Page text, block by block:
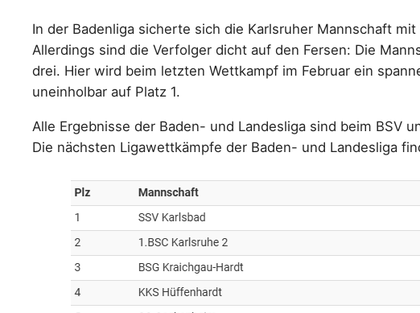
In der Badenliga sicherte sich die Karlsruher Mannschaft
Allerdings sind die Verfolger dicht auf den Fersen: Die
drei. Hier wird beim letzten Wettkampf im Februar ein
uneinholbar auf Platz 1.
Alle Ergebnisse der Baden- und Landesliga sind beim BSV
Die nächsten Ligawettkämpfe der Baden- und Landesliga